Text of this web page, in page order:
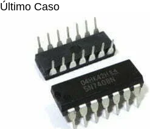
Último Caso